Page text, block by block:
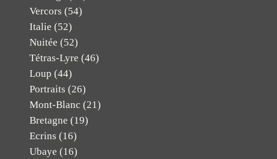
Vercors (54)
Italie (52)
Nuitée (52)
Tétras-Lyre (46)
Loup (44)
Portraits (26)
Mont-Blanc (21)
Bretagne (19)
Ecrins (16)
Ubaye (16)